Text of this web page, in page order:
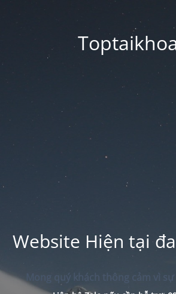
Website Hiện tại
Mong quý khách thông cảm vì